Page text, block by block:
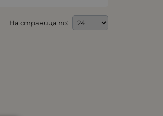
На страница по: